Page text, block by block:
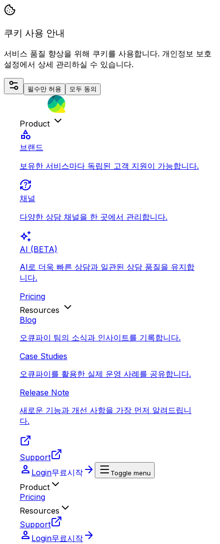
쿠키 사용 안내
서비스 품질 향상을 위해 쿠키를 사용합니다. 개인정보 보호
설정에서 상세 관리하실 수 있습니다.
필수만 허용 모두 동의
Product
category
브랜드
보유한 서비스마다 독립된 고객 지원이 가능합니다.
question_exchange
채널
다양한 상담 채널을 한 곳에서 관리합니다.
auto_awesome
AI (BETA)
AI로 더욱 빠른 상담과 일관된 상담 품질을 유지합
니다.
Pricing
Resources
Blog
오큐파이 팀의 소식과 인사이트를 기록합니다.
Case Studies
오큐파이를 활용한 실제 운영 사례를 공유합니다.
Release Note
새로운 기능과 개선 사항을 가장 먼저 알려드립니
다.
Support
person Login무료시작 arrow_forward Toggle menu
Product
Pricing
Resources
Support
person Login무료시작 arrow_forward